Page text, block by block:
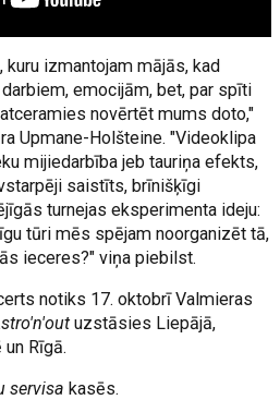
kuru izmantojam mājās, kad
emocijām, bet, par spīti
novērtēt mums doto,"
Upmane-Holšteine. "Videoklipa
mijiedarbība jeb tauriņa efekts,
saistīts, brīnišķīgi
turnejas eksperimenta ideju:
tūri mēs spējam noorganizēt tā,
ieceres?" viņa piebilst.
notiks 17. oktobrī Valmieras
uzstāsies Liepājā,
Rīgā.
servisa kasēs.